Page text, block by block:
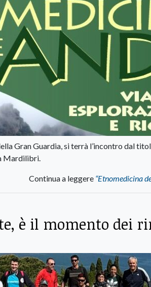
Gran Guardia, si terrà l’incontro dal
Mardilibri.
Continua a leggere “Etnomedicina
è il momento dei